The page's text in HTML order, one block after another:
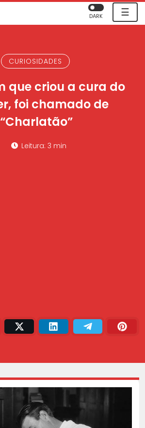
☰
DARK
CURIOSIDADES
que criou a cura do
foi chamado de
“Charlatão”
Leitura: 3 min